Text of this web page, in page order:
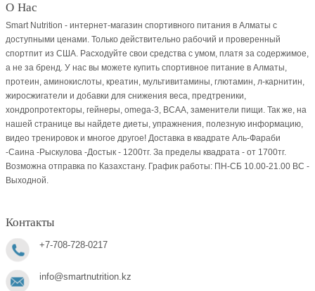
О Нас
Smart Nutrition - интернет-магазин спортивного питания в Алматы с
доступными ценами. Только действительно рабочий и проверенный
спортпит из США. Расходуйте свои средства с умом, платя за содержимое,
а не за бренд. У нас вы можете купить спортивное питание в Алматы,
протеин, аминокислоты, креатин, мультивитамины, глютамин, л-карнитин,
жиросжигатели и добавки для снижения веса, предтреники,
хондропротекторы, гейнеры, omega-3, BCAA, заменители пищи. Так же, на
нашей странице вы найдете диеты, упражнения, полезную информацию,
видео тренировок и многое другое! Доставка в квадрате Аль-Фараби
-Саина -Рыскулова -Достык - 1200тг. За пределы квадрата - от 1700тг.
Возможна отправка по Казахстану. График работы: ПН-СБ 10.00-21.00 ВC -
Выходной.
Контакты
+7-708-728-0217
info@smartnutrition.kz